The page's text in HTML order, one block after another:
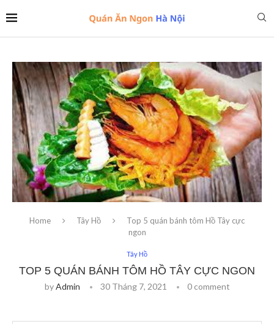
Home Tây Hồ
Top 5 quán bánh tôm Hồ Tây cực
ngon
Tây Hồ
TOP 5 QUÁN BÁNH TÔM HỒ TÂY CỰC NGON
byAdmin 30 Tháng 7, 2021 0 comment